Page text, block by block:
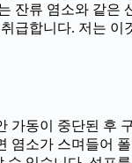
잔류 염소와 같은
급합니다. 저는 이
가동이 중단된 후
소가 스며들어